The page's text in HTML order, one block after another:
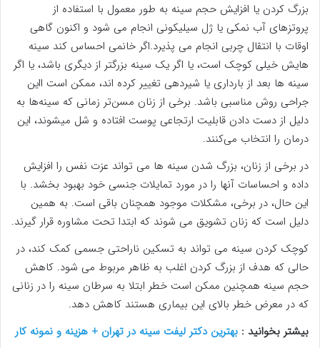
بزرگ کردن یا افزایش حجم سینه به طور معمول با استفاده از
پروتزهای آب نمکی یا ژل سیلیکونی انجام می شود و اکنون گاهی
اوقات با انتقال چربی انجام می پذیرد.اگر خانمی احساس کند سینه
هایش خیلی کوچک است، یا اگر یک سینه بزرگتر از دیگری باشد، یا اگر
سینه ها بعد از بارداری یا شیردهی تغییر کرده اند، ممکن است ااین
جراحی روش مناسبی باشد. برخی از زنان مسن‌تر زمانی که سینه‌ها به
دلیل از دست دادن قابلیت ارتجاعی پوست افتاده و شل میشوند، این
درمان را انتخاب می‌کنند.
در برخی از زنان، بزرگ شدن سینه ها می تواند عزت نفس را افزایش
داده و احساسات آنها را در مورد تمایلات جنسی خود بهبود بخشد. با
این حال، در برخی، مشکلات موجود همچنان باقی است. به همین
دلیل است که زنان تشویق می شوند که ابتدا تحت مشاوره قرار گیرند.
کوچک کردن سینه می تواند به تسکین ناراحتی جسمی کمک کند، در
حالی که هدف از بزرگ کردن اغلب به ظاهر مربوط می شود. کاهش
حجم سینه همچنین ممکن است خطر ابتلا به سرطان سینه را در زنانی
که در معرض خطر بالای این بیماری هستند کاهش دهد.
بیشتر بخوانید : بهترین دکتر لیفت سینه در تهران + هزینه و نمونه کار